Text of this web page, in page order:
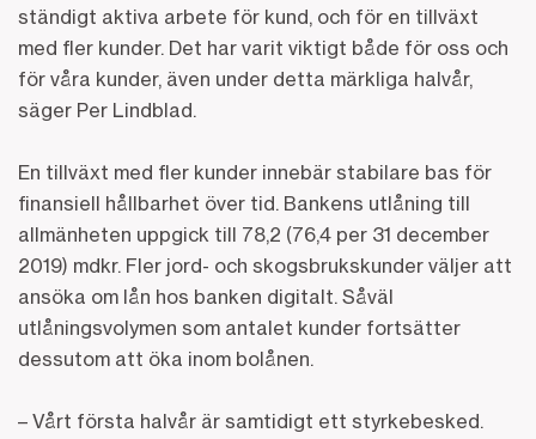
ständigt aktiva arbete för kund, och för en tillväxt
med fler kunder. Det har varit viktigt både för oss och
för våra kunder, även under detta märkliga halvår,
säger Per Lindblad.
En tillväxt med fler kunder innebär stabilare bas för
finansiell hållbarhet över tid. Bankens utlåning till
allmänheten uppgick till 78,2 (76,4 per 31 december
2019) mdkr. Fler jord- och skogsbrukskunder väljer att
ansöka om lån hos banken digitalt. Såväl
utlåningsvolymen som antalet kunder fortsätter
dessutom att öka inom bolånen.
– Vårt första halvår är samtidigt ett styrkebesked.